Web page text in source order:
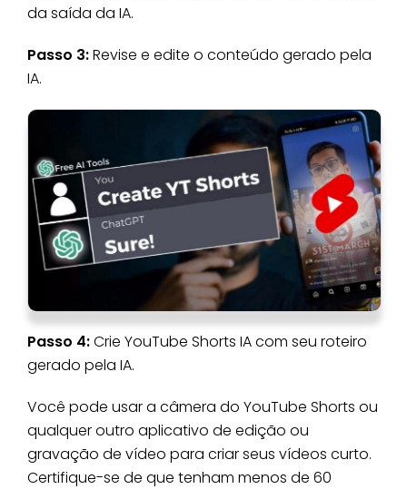
da saída da IA.
Passo 3:Revise e edite o conteúdo gerado pela
IA.
Passo 4:Crie YouTube Shorts IA com seu roteiro
gerado pela IA.
Você pode usar a câmera do YouTube Shorts ou
qualquer outro aplicativo de edição ou
gravação de vídeo para criar seus vídeos curto.
Certifique-se de que tenham menos de 60